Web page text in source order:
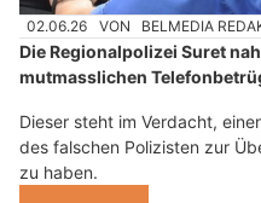
02.06.26 VON BELMEDIA
Die Regionalpolizei Suret
mutmasslichen
Dieser steht im Verdacht,
des falschen Polizisten zur
zu haben.